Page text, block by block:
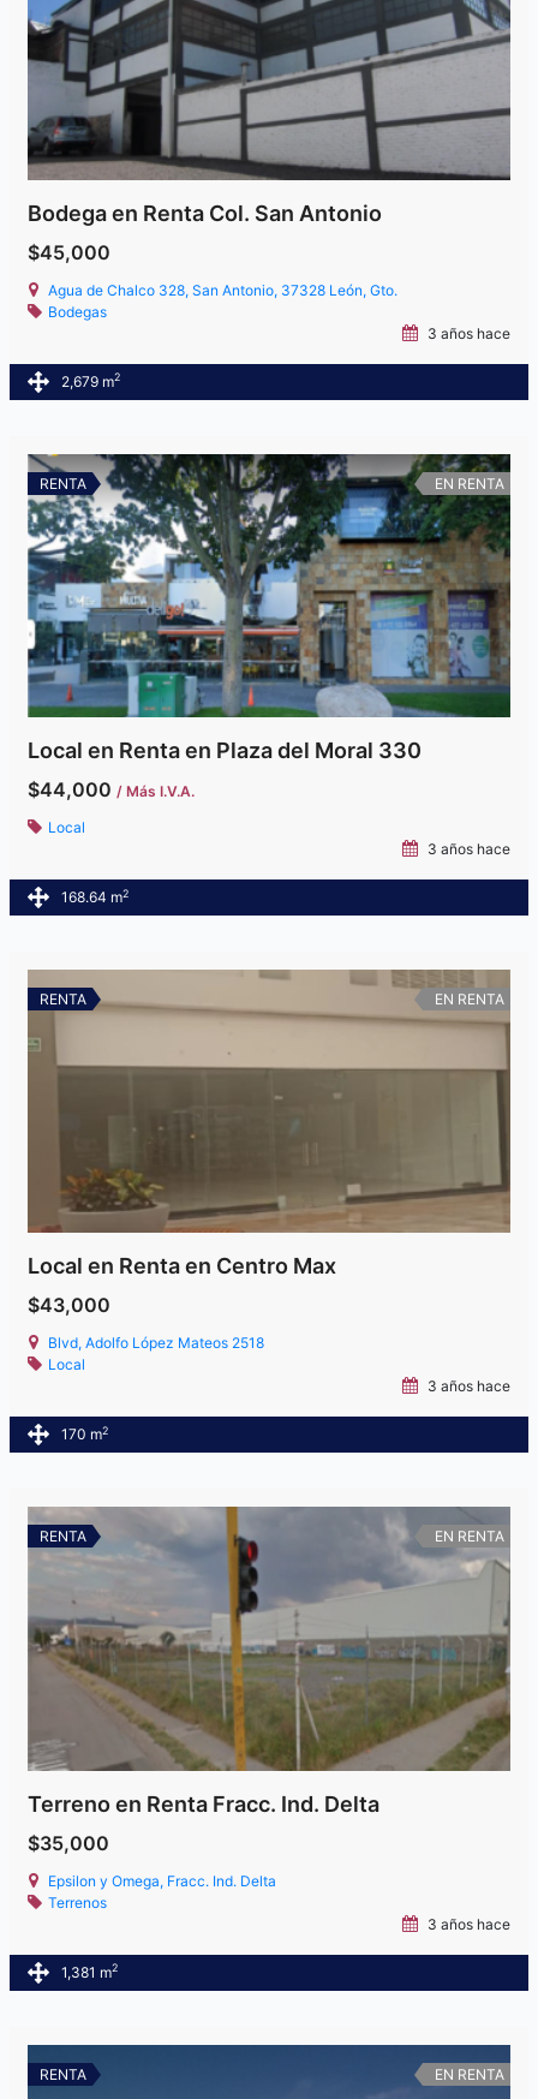
Bodega en Renta Col. San Antonio
$45,000
Agua de Chalco 328, San Antonio, 37328 León, Gto.
Bodegas
3 años hace
2,679 m2
RENTA EN RENTA
Local en Renta en Plaza del Moral 330
$44,000 / Más I.V.A.
Local
3 años hace
168.64 m2
RENTA EN RENTA
Local en Renta en Centro Max
$43,000
Blvd, Adolfo López Mateos 2518
Local
3 años hace
170 m2
RENTA EN RENTA
Terreno en Renta Fracc. Ind. Delta
$35,000
Epsilon y Omega, Fracc. Ind. Delta
Terrenos
3 años hace
1,381 m2
RENTA EN RENTA